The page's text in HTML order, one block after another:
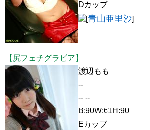
Dカップ
[青山亜里沙]
【尻フェチグラビア】
渡辺もも
--
-- --
B:90W:61H:90
Eカップ